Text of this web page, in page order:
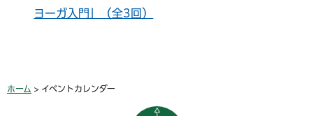
ヨーガ入門」（全3回）
ホーム > イベントカレンダー